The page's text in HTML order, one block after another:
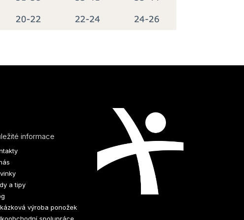
informace
a tipy
výroba ponožek